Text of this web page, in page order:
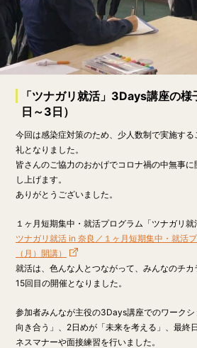
「ツナガリ就活」3Days講座の
日～3日）
今回は感染症対策のため、少人数制で実施す
礼となりました。
皆さんのご協力のおかげでコロナ禍の中無事
し上げます。
ありがとうございました。
１ヶ月短期集中・就活プログラム「ツナガリ就
ツナガリ就活 in 奈良／１ヶ月短期集中・就活
（月）開講）
就活は、色んな人とつながって、みんなのチ
15回目の開催となりました。
参加者みんなが主役の3Days講座でのワーク
向き合う」、2日めが「未来を考える」、最終
ネスマナーや面接練習を行いました。